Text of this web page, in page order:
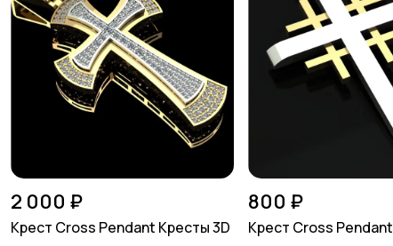
2 000 ₽
Крест Cross Pendant Кресты 3D
800 ₽
Крест Cross Pendant